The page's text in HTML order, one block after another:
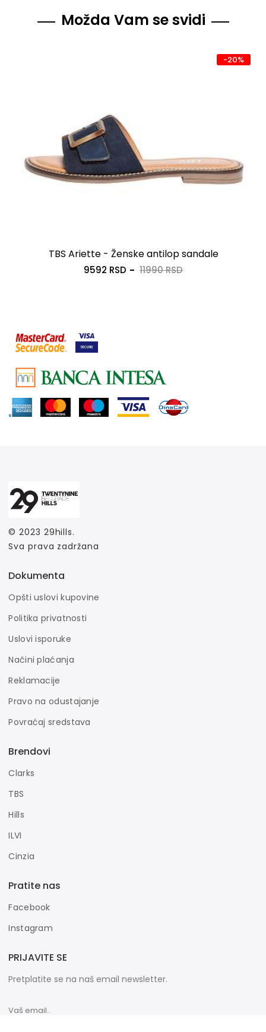
Možda Vam se svidi
-20%
TBS Ariette - Ženske antilop sandale
9592 RSD 11990 RSD
© 2023 29hills.
Sva prava zadržana
Dokumenta
Opšti uslovi kupovine
Politika privatnosti
Uslovi isporuke
Načini plaćanja
Reklamacije
Pravo na odustajanje
Povraćaj sredstava
Brendovi
Clarks
TBS
Hills
ILVI
Cinzia
Pratite nas
Facebook
Instagram
PRIJAVITE SE
Pretplatite se na naš email newsletter.